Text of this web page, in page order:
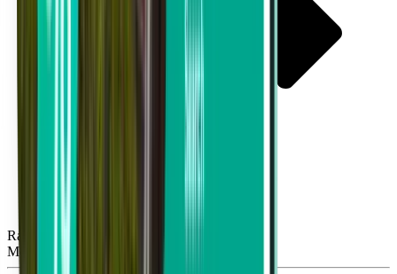
Raleigh RDU
Mon, Sep 28